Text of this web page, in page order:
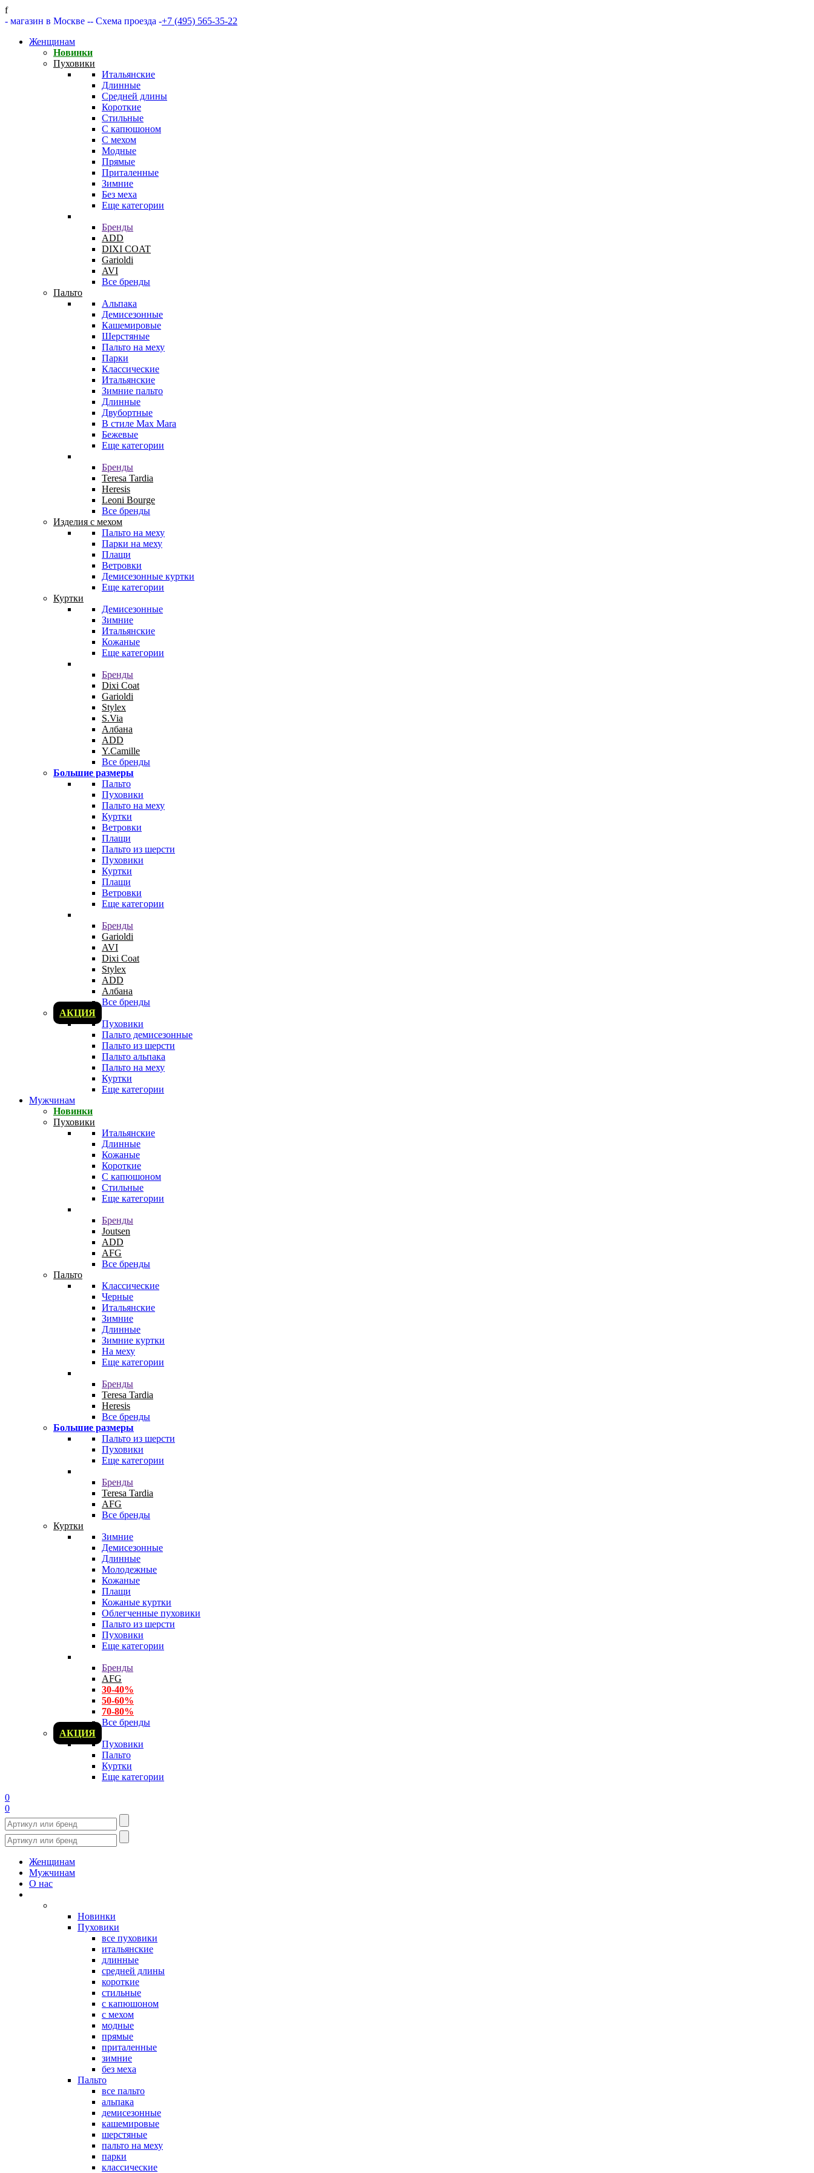
f
- магазин в Москве -- Схема проезда -+7 (495) 565-35-22
Женщинам
Новинки
Пуховики
Итальянские
Длинные
Средней длины
Короткие
Стильные
С капюшоном
С мехом
Модные
Прямые
Приталенные
Зимние
Без меха
Еще категории
Бренды
ADD
DIXI COAT
Garioldi
AVI
Все бренды
Пальто
Альпака
Демисезонные
Кашемировые
Шерстяные
Пальто на меху
Парки
Классические
Итальянские
Зимние пальто
Длинные
Двубортные
В стиле Max Mara
Бежевые
Еще категории
Бренды
Teresa Tardia
Heresis
Leoni Bourge
Все бренды
Изделия с мехом
Пальто на меху
Парки на меху
Плащи
Ветровки
Демисезонные куртки
Еще категории
Куртки
Демисезонные
Зимние
Итальянские
Кожаные
Еще категории
Бренды
Dixi Coat
Garioldi
Stylex
S.Via
Албана
ADD
Y.Camille
Все бренды
Большие размеры
Пальто
Пуховики
Пальто на меху
Куртки
Ветровки
Плащи
Пальто из шерсти
Пуховики
Куртки
Плащи
Ветровки
Еще категории
Бренды
Garioldi
AVI
Dixi Coat
Stylex
ADD
Албана
Все бренды
АКЦИЯ
Пуховики
Пальто демисезонные
Пальто из шерсти
Пальто альпака
Пальто на меху
Куртки
Еще категории
Мужчинам
Новинки
Пуховики
Итальянские
Длинные
Кожаные
Короткие
С капюшоном
Стильные
Еще категории
Бренды
Joutsen
ADD
AFG
Все бренды
Пальто
Классические
Черные
Итальянские
Зимние
Длинные
Зимние куртки
На меху
Еще категории
Бренды
Teresa Tardia
Heresis
Все бренды
Большие размеры
Пальто из шерсти
Пуховики
Еще категории
Бренды
Teresa Tardia
AFG
Все бренды
Куртки
Зимние
Демисезонные
Длинные
Молодежные
Кожаные
Плащи
Кожаные куртки
Облегченные пуховики
Пальто из шерсти
Пуховики
Еще категории
Бренды
AFG
30-40%
50-60%
70-80%
Все бренды
АКЦИЯ
Пуховики
Пальто
Куртки
Еще категории
0
0
Женщинам
Мужчинам
О нас
Новинки
Пуховики
все пуховики
итальянские
длинные
средней длины
короткие
стильные
с капюшоном
с мехом
модные
прямые
приталенные
зимние
без меха
Пальто
все пальто
альпака
демисезонные
кашемировые
шерстяные
пальто на меху
парки
классические